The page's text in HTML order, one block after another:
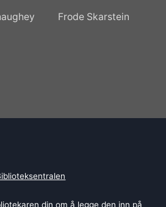
Frode Skarstein
din om å legge den inn på